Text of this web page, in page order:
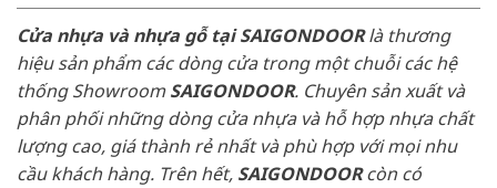
Cửa nhựa và nhựa gỗ tại SAIGONDOORlà thương
hiệu sản phẩm các dòng cửa trong một chuỗi các hệ
thống ShowroomSAIGONDOOR. Chuyên sản xuất và
phân phối những dòng cửa nhựa và hỗ hợp nhựa chất
lượng cao, giá thành rẻ nhất và phù hợp với mọi nhu
cầu khách hàng. Trên hết, SAIGONDOORcòn có